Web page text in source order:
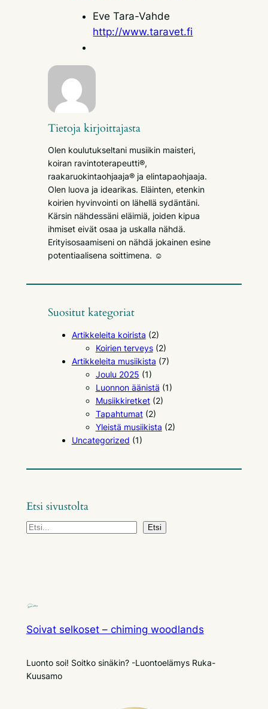
Eve Tara-Vahde
http://www.taravet.fi
Tietoja kirjoittajasta
Olen koulutukseltani musiikin maisteri,
koiran ravintoterapeutti®,
raakaruokintaohjaaja® ja elintapaohjaaja.
Olen luova ja idearikas. Eläinten, etenkin
koirien hyvinvointi on lähellä sydäntäni.
Kärsin nähdessäni eläimiä, joiden kipua
ihmiset eivät osaa ja uskalla nähdä.
Erityisosaamiseni on nähdä jokainen esine
potentiaalisena soittimena. ☺
Suositut kategoriat
Artikkeleita koirista (2)
Koirien terveys(2)
Artikkeleita musiikista (7)
Joulu 2025 (1)
Luonnon äänistä (1)
Musiikkiretket(2)
Tapahtumat(2)
Yleistä musiikista (2)
Uncategorized (1)
Etsi sivustolta
E
Etsi
Soivat selkoset – chiming woodlands
Luonto soi! Soitko sinäkin? -Luontoelämys Ruka-
Kuusamo